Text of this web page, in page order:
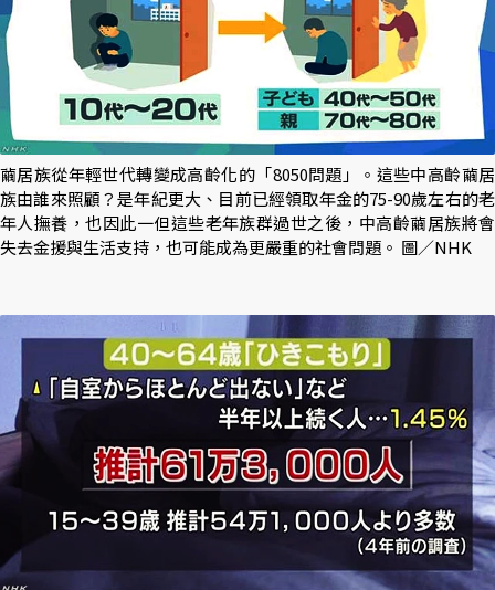
繭居族從年輕世代轉變成高齡化的「8050問題」。這些中高齡繭居
族由誰來照顧？是年紀更大、目前已經領取年金的75-90歲左右的老
年人撫養，也因此一但這些老年族群過世之後，中高齡繭居族將會
失去金援與生活支持，也可能成為更嚴重的社會問題。 圖／NHK